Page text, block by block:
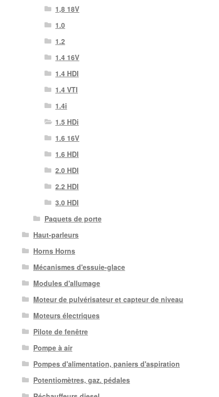
1,8 18V
1.0
1.2
1.4 16V
1.4 HDI
1.4 VTI
1.4i
1.5 HDi
1.6 16V
1.6 HDI
2.0 HDI
2.2 HDI
3.0 HDI
Paquets de porte
Haut-parleurs
Horns Horns
Mécanismes d'essuie-glace
Modules d'allumage
Moteur de pulvérisateur et capteur de niveau
Moteurs électriques
Pilote de fenêtre
Pompe à air
Pompes d'alimentation, paniers d'aspiration
Potentiomètres, gaz. pédales